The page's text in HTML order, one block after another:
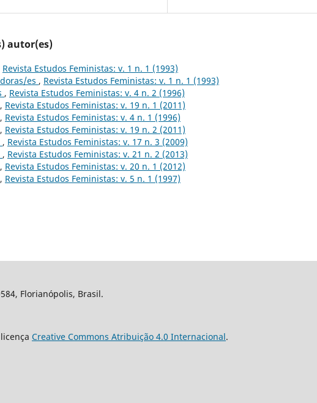
autor(es)
Revista Estudos Feministas: v. 1 n. 1 (1993)
es , Revista Estudos Feministas: v. 1 n. 1 (1993)
, Revista Estudos Feministas: v. 4 n. 2 (1996)
, Revista Estudos Feministas: v. 19 n. 1 (2011)
, Revista Estudos Feministas: v. 4 n. 1 (1996)
, Revista Estudos Feministas: v. 19 n. 2 (2011)
, Revista Estudos Feministas: v. 17 n. 3 (2009)
, Revista Estudos Feministas: v. 21 n. 2 (2013)
, Revista Estudos Feministas: v. 20 n. 1 (2012)
, Revista Estudos Feministas: v. 5 n. 1 (1997)
Florianópolis, Brasil.
Creative Commons Atribuição 4.0 Internacional.